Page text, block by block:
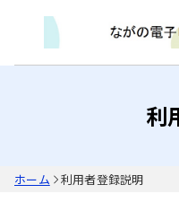
利
ホーム 利用者登録説明